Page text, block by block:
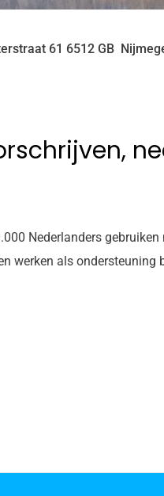
61 6512 GB
Nederlanders
werken als ondersteuning